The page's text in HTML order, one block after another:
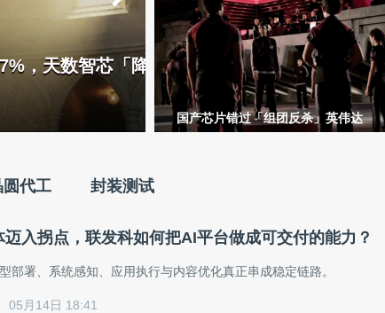
降价换量」的
国产芯片错过「组团反杀」英伟达
圆代工 封装测试
迈入拐点，联发科如何把AI平台做成可交付的能力？
部署、系统感知、应用执行与内容优化真正串成稳定链路。
05月14日 18:41